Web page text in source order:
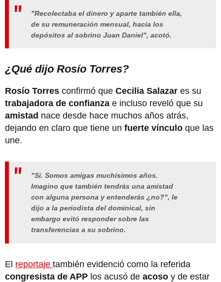
"Recolectaba el dinero y aparte también ella,
de su remuneración mensual, hacía los
depósitos al sobrino Juan Daniel", acotó.
¿Qué dijo Rosío Torres?
Rosío Torres confirmó que Cecilia Salazar es su
trabajadora de confianza e incluso reveló que su
amistad nace desde hace muchos años atrás,
dejando en claro que tiene un fuerte vínculo que las
une.
"Sí. Somos amigas muchísimos años.
Imagino que también tendrás una amistad
con alguna persona y entenderás ¿no?", le
dijo a la periodista del dominical, sin
embargo evitó responder sobre las
transferencias a su sobrino.
El reportaje también evidenció como la referida
congresista de APP los acusó de acoso y de estar